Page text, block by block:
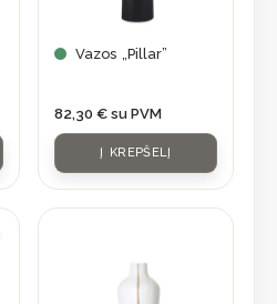
Vazos „Pillar”
82,30 € su PVM
Į KREPŠELĮ